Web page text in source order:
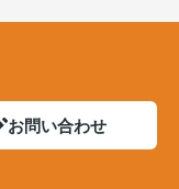
お問い合わせ